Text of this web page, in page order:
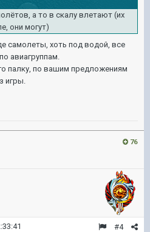
а то в скалу влетают (их
они могут)
самолеты, хоть под водой, все
авиагруппам.
палку, по вашим предложениям
игры.
76
#4